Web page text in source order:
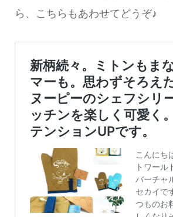
ら、こちらもあわせてどうぞ♪